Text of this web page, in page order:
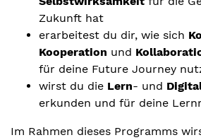
Zukunft hat
erarbeitest du dir, wie sich
Kooperation und
für deine Future Journey
wirst du die Lern- und
erkunden und für deine
Im Rahmen dieses Programms